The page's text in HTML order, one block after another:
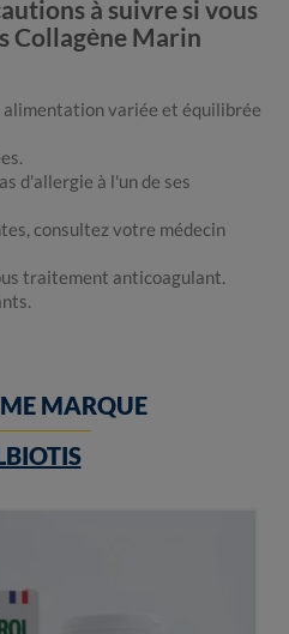
à suivre si vous
Collagène Marin
alimentation variée et équilibrée
d'allergie à l'un de ses
consultez votre médecin
traitement anticoagulant.
MARQUE